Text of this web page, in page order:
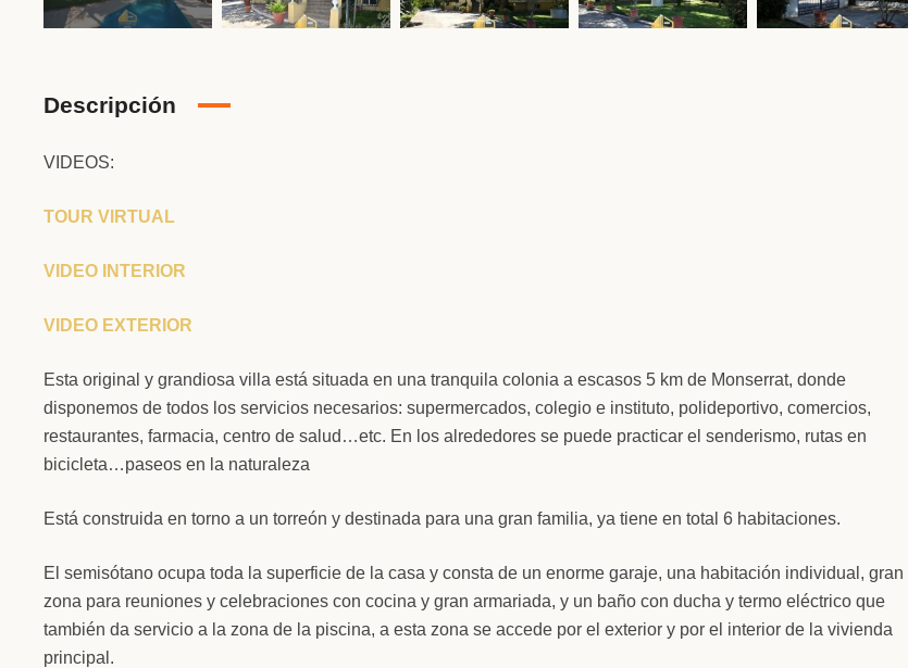
Descripción
VIDEOS:
TOUR VIRTUAL
VIDEO INTERIOR
VIDEO EXTERIOR
Esta original y grandiosa villa está situada en una tranquila colonia a escasos 5 km de Monserrat, donde
disponemos de todos los servicios necesarios: supermercados, colegio e instituto, polideportivo, comercios,
restaurantes, farmacia, centro de salud…etc. En los alrededores se puede practicar el senderismo, rutas en
bicicleta…paseos en la naturaleza
Está construida en torno a un torreón y destinada para una gran familia, ya tiene en total 6 habitaciones.
El semisótano ocupa toda la superficie de la casa y consta de un enorme garaje, una habitación individual, gran
zona para reuniones y celebraciones con cocina y gran armariada, y un baño con ducha y termo eléctrico que
también da servicio a la zona de la piscina, a esta zona se accede por el exterior y por el interior de la vivienda
principal.